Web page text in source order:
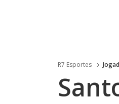
R7 Esportes